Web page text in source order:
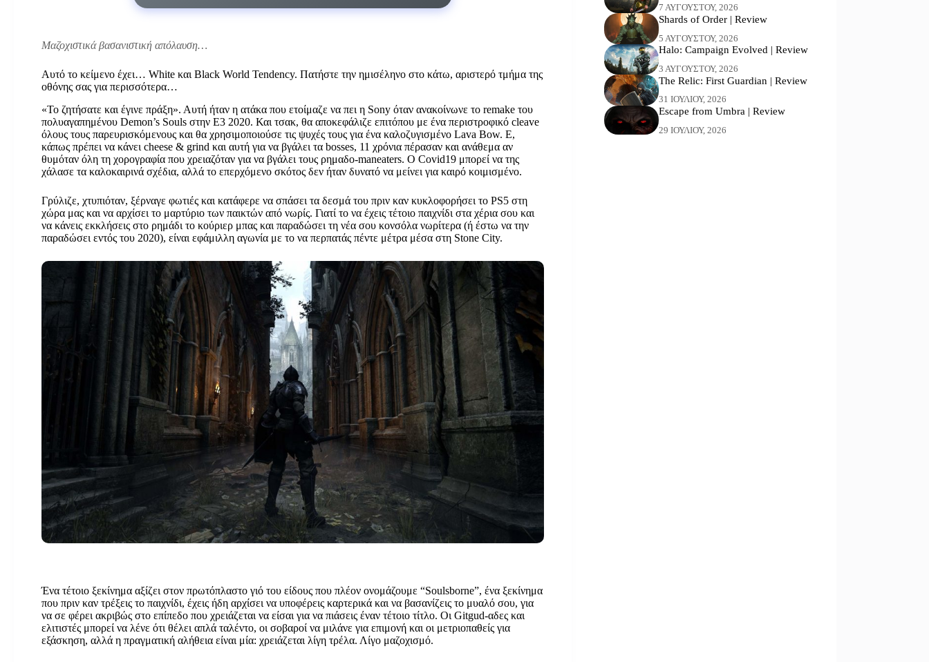
Μαζοχιστικά βασανιστική απόλαυση…
Αυτό το κείμενο έχει… White και Black World Tendency. Πατήστε την ημισέληνο στο κάτω, αριστερό τμήμα της
οθόνης σας για περισσότερα…
«Το ζητήσατε και έγινε πράξη». Αυτή ήταν η ατάκα που ετοίμαζε να πει η Sony όταν ανακοίνωνε το remake του
πολυαγαπημένου Demon’s Souls στην Ε3 2020. Και τσακ, θα αποκεφάλιζε επιτόπου με ένα περιστροφικό cleave
όλους τους παρευρισκόμενους και θα χρησιμοποιούσε τις ψυχές τους για ένα καλοζυγισμένο Lava Bow. Ε,
κάπως πρέπει να κάνει cheese & grind και αυτή για να βγάλει τα bosses, 11 χρόνια πέρασαν και ανάθεμα αν
θυμόταν όλη τη χορογραφία που χρειαζόταν για να βγάλει τους ρημαδο-maneaters. O Covid19 μπορεί να της
χάλασε τα καλοκαιρινά σχέδια, αλλά το επερχόμενο σκότος δεν ήταν δυνατό να μείνει για καιρό κοιμισμένο.
Γρύλιζε, χτυπιόταν, ξέρναγε φωτιές και κατάφερε να σπάσει τα δεσμά του πριν καν κυκλοφορήσει το PS5 στη
χώρα μας και να αρχίσει το μαρτύριο των παικτών από νωρίς. Γιατί το να έχεις τέτοιο παιχνίδι στα χέρια σου και
να κάνεις εκκλήσεις στο ρημάδι το κούριερ μπας και παραδώσει τη νέα σου κονσόλα νωρίτερα (ή έστω να την
παραδώσει εντός του 2020), είναι εφάμιλλη αγωνία με το να περπατάς πέντε μέτρα μέσα στη Stone City.
Ένα τέτοιο ξεκίνημα αξίζει στον πρωτόπλαστο γιό του είδους που πλέον ονομάζουμε “Soulsborne”, ένα ξεκίνημα
που πριν καν τρέξεις το παιχνίδι, έχεις ήδη αρχίσει να υποφέρεις καρτερικά και να βασανίζεις το μυαλό σου, για
να σε φέρει ακριβώς στο επίπεδο που χρειάζεται να είσαι για να πιάσεις έναν τέτοιο τίτλο. Οι Gitgud-αδες και
ελιτιστές μπορεί να λένε ότι θέλει απλά ταλέντο, οι σοβαροί να μιλάνε για επιμονή και οι μετριοπαθείς για
εξάσκηση, αλλά η πραγματική αλήθεια είναι μία: χρειάζεται λίγη τρέλα. Λίγο μαζοχισμό.
7 ΑΥΓΟΎΣΤΟΥ, 2026
Shards of Order | Review
5 ΑΥΓΟΎΣΤΟΥ, 2026
Halo: Campaign Evolved | Review
3 ΑΥΓΟΎΣΤΟΥ, 2026
The Relic: First Guardian | Review
31 ΙΟΥΛΊΟΥ, 2026
Escape from Umbra | Review
29 ΙΟΥΛΊΟΥ, 2026